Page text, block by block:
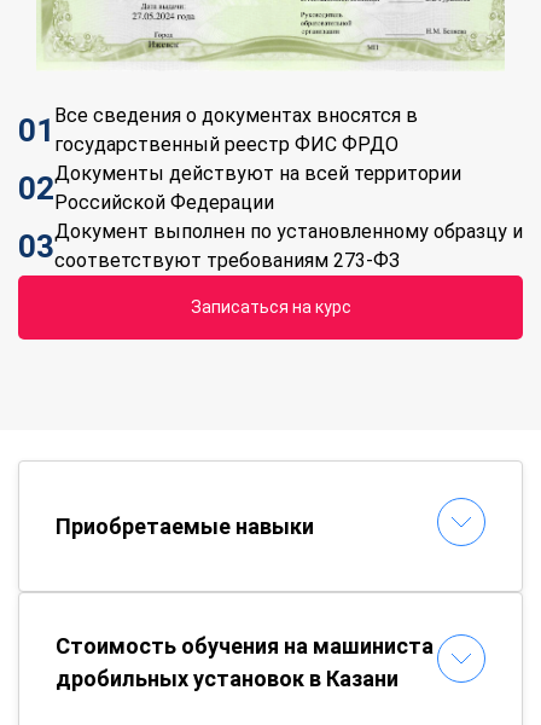
01 Все сведения о документах вносятся в
государственный реестр ФИС ФРДО
02Документы действуют на всей территории
Российской Федерации
03Документ выполнен по установленному образцу и
соответствуют требованиям 273-ФЗ
Записаться на курс
Приобретаемые навыки
Стоимость обучения на машиниста
дробильных установок в Казани